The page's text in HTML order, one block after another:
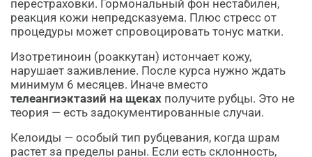
перестраховки. Гормональный фон нестабилен,
реакция кожи непредсказуема. Плюс стресс от
процедуры может спровоцировать тонус матки.
Изотретиноин (роаккутан) истончает кожу,
нарушает заживление. После курса нужно ждать
минимум 6 месяцев. Иначе вместо
телеангиэктазий на щеках получите рубцы. Это не
теория — есть задокументированные случаи.
Келоиды — особый тип рубцевания, когда шрам
растет за пределы раны. Если есть склонность,